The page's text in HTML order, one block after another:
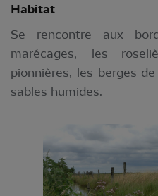
Habitat
Se rencontre aux
marécages, les
pionnières, les berges
sables humides.